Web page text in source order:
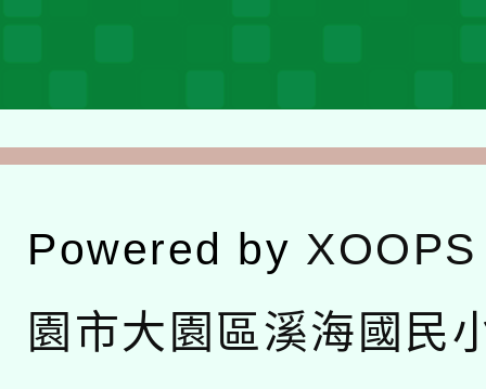
Powered by XOOPS
園市大園區溪海國民